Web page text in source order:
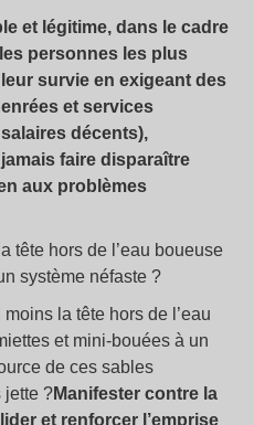
et légitime, dans le cadre
personnes les plus
survie en exigeant des
et services
décents),
faire disparaître
aux problèmes
tête hors de l’eau boueuse
système néfaste ?
la tête hors de l’eau
et mini-bouées à un
de ces sables
jette ?Manifester contre la
et renforcer l’emprise